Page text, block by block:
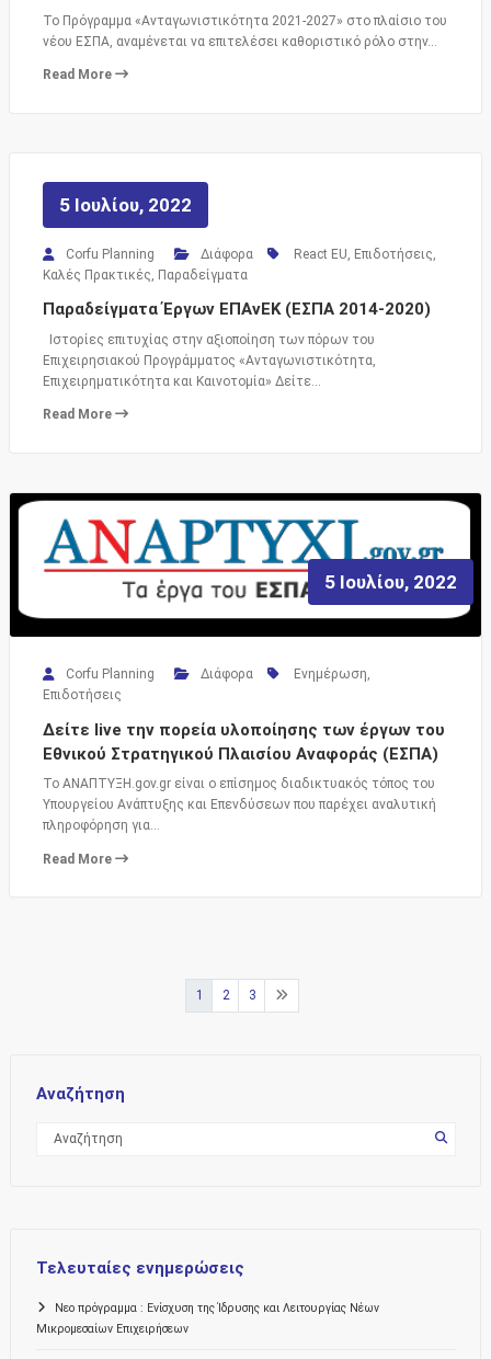
Το Πρόγραμμα «Ανταγωνιστικότητα 2021-2027» στο πλαίσιο του
νέου ΕΣΠΑ, αναμένεται να επιτελέσει καθοριστικό ρόλο στην…
Read More
5 Ιουλίου, 2022
Corfu Planning Διάφορα React EU Επιδοτήσεις
Καλές Πρακτικές Παραδείγματα
Παραδείγματα Έργων ΕΠΑνΕΚ (ΕΣΠΑ 2014-2020)
Ιστορίες επιτυχίας στην αξιοποίηση των πόρων του
Επιχειρησιακού Προγράμματος «Ανταγωνιστικότητα,
Επιχειρηματικότητα και Καινοτομία» Δείτε…
Read More
5 Ιουλίου, 2022
Corfu Planning Διάφορα Ενημέρωση,
Επιδοτήσεις
Δείτε live την πορεία υλοποίησης των έργων του
Εθνικού Στρατηγικού Πλαισίου Αναφοράς (ΕΣΠΑ)
Το ΑΝΑΠΤΥΞΗ.gov.gr είναι ο επίσημος διαδικτυακός τόπος του
Υπουργείου Ανάπτυξης και Επενδύσεων που παρέχει αναλυτική
πληροφόρηση για…
Read More
1 2 3
Αναζήτηση
Τελευταίες ενημερώσεις
Νεο πρόγραμμα : Ενίσχυση της Ίδρυσης και Λειτουργίας Νέων
Μικρομεσαίων Επιχειρήσεων